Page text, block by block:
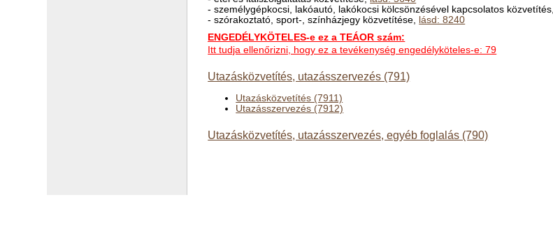
- személygépkocsi, lakóautó, lakókocsi kölcsönzésével kapcsolatos közvetítés,
- szórakoztató, sport-, színházjegy közvetítése, lásd: 8240
ENGEDÉLYKÖTELES-e ez a TEÁOR szám:
Itt tudja ellenőrizni, hogy ez a tevékenység engedélyköteles-e: 79
Utazásközvetítés, utazásszervezés (791)
Utazásközvetítés (7911)
Utazásszervezés (7912)
Utazásközvetítés, utazásszervezés, egyéb foglalás (790)